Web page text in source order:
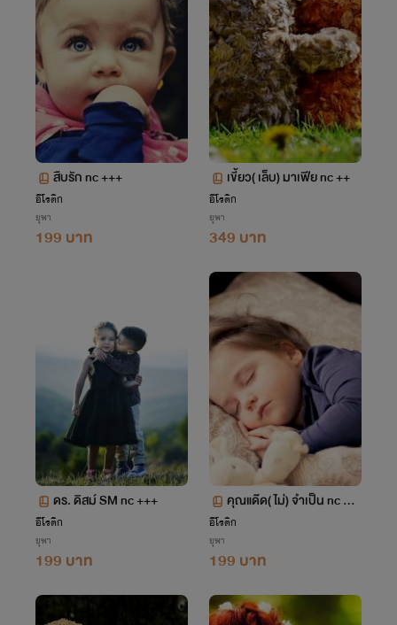
สืบรัก nc +++
อีโรติก
ยุพา
199 บาท
เขี้ยว( เล็บ) มาเฟีย nc ++
อีโรติก
ยุพา
349 บาท
ดร. ดิสม์ SM nc +++
อีโรติก
ยุพา
199 บาท
คุณแด๊ด( ไม่) จำเป็น nc ++
+
อีโรติก
ยุพา
199 บาท